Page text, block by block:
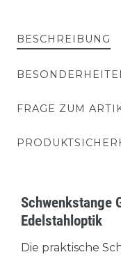
BESCHREIBUNG
FRAGE ZUM
Schwenkstange
Edelstahloptik
Die praktische